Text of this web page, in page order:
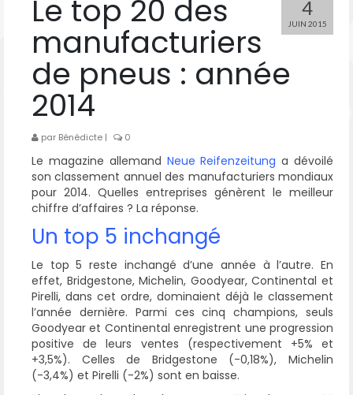
4
JUIN 2015
Le top 20 des
manufacturiers
de pneus : année
2014
par Bénédicte | 0
Le magazine allemand Neue Reifenzeitung a dévoilé
son classement annuel des manufacturiers mondiaux
pour 2014. Quelles entreprises génèrent le meilleur
chiffre d’affaires ? La réponse.
Un top 5 inchangé
Le top 5 reste inchangé d’une année à l’autre. En
effet, Bridgestone, Michelin, Goodyear, Continental et
Pirelli, dans cet ordre, dominaient déjà le classement
l’année dernière. Parmi ces cinq champions, seuls
Goodyear et Continental enregistrent une progression
positive de leurs ventes (respectivement +5% et
+3,5%). Celles de Bridgestone (-0,18%), Michelin
(-3,4%) et Pirelli (-2%) sont en baisse.